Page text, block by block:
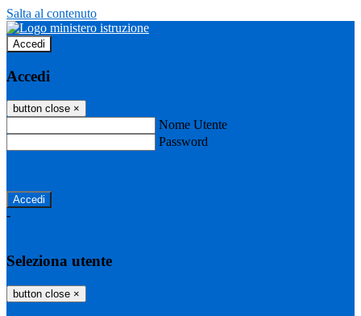
Salta al contenuto
Accedi
Accedi
button close ×
Nome Utente
Password
-
Seleziona utente
button close ×